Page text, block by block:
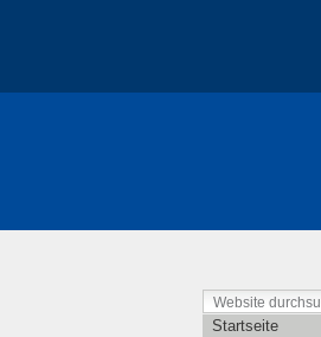
Startseite